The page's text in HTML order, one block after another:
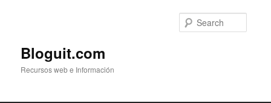
Bloguit.com
Recursos web e Información